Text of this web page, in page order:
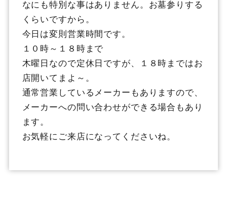
なにも特別な事はありません。お墓参りする
くらいですから。
今日は変則営業時間です。
１０時～１８時まで
木曜日なので定休日ですが、１８時まではお
店開いてまよ～。
通常営業しているメーカーもありますので、
メーカーへの問い合わせができる場合もあり
ます。
お気軽にご来店になってくださいね。